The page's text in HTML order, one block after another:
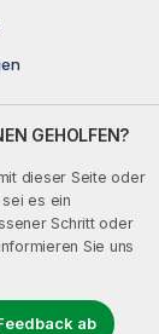
GEHOLFEN?
dieser Seite oder
es ein
Schritt oder
Sie uns
ab